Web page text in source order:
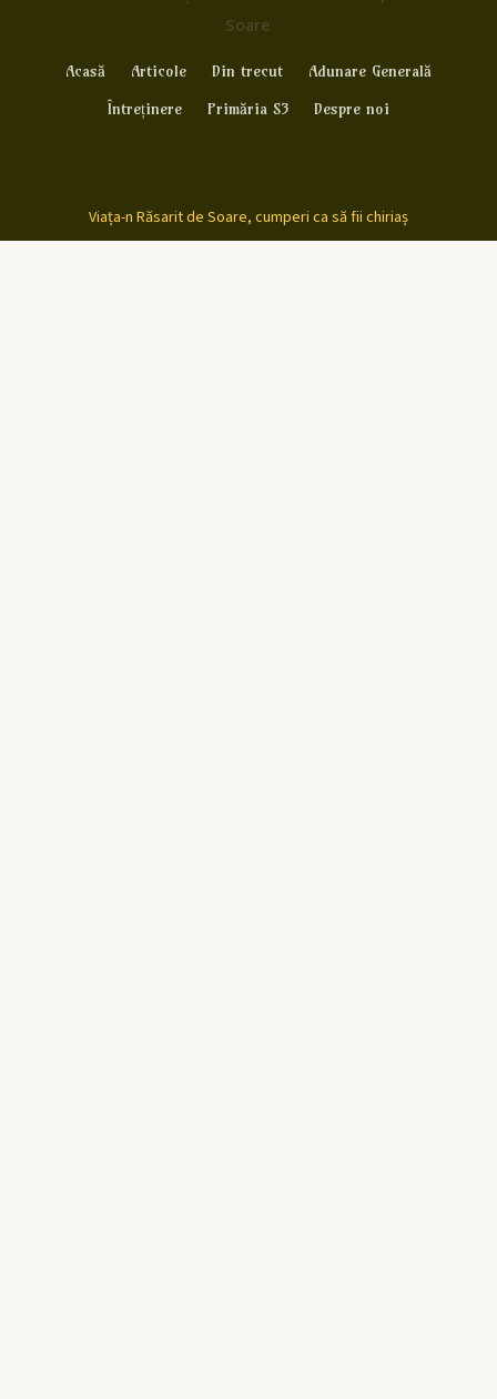
Soare
Acasă Articole Din trecut
Adunare Generală
Întreținere
Primăria S3 Despre noi
Viața-n Răsarit de Soare, cumperi ca să fii chiriaș